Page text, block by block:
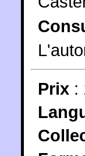
Prix :